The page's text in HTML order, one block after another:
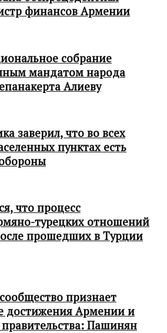
финансов Армении
собрание
мандатом народа
Алиеву
заверил, что во всех
пунктах есть
что процесс
турецких отношений
прошедших в Турции
признает
достижения Армении и
Пашинян